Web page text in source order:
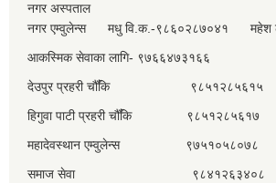
नगर अस्पताल
नगर एम्वुलेन्स मधु वि.क.-९८६०२८७०४१ महेश
आकस्मिक सेवाका लागि- ९७६६४७३१६६
देउपुर प्रहरी चौँकि ९८५१२८५६१५
हिगुवा पाटी प्रहरी चौँकि ९८५१२८५६१७
महादेवस्थान एम्वुलेन्स ९७५१०५८०७८
समाज सेवा ९८४१२६३४०८